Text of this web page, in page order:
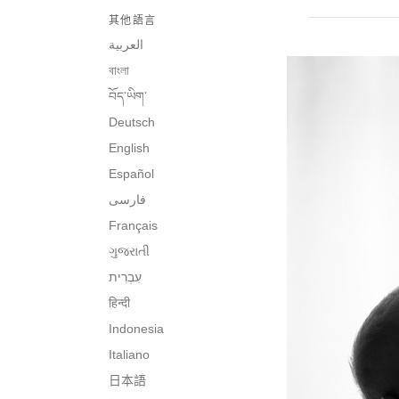
其他語言
العربية
বাংলা
བོད་ཡིག་
Deutsch
English
Español
فارسی
Français
ગુજરાતી
हिन्दी
Indonesia
Italiano
日本語